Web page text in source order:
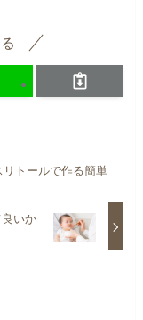
トールで作る簡単
いか